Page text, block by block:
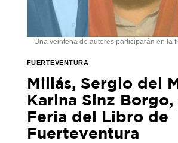
Una veintena de autores participarán en la
FUERTEVENTURA
Millás, Sergio del
Karina Sinz Borgo,
Feria del Libro de
Fuerteventura